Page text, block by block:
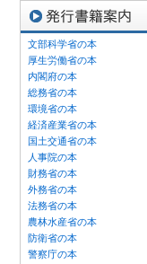
文部科学省の本
厚生労働省の本
内閣府の本
総務省の本
環境省の本
経済産業省の本
国土交通省の本
人事院の本
財務省の本
外務省の本
法務省の本
農林水産省の本
防衛省の本
警察庁の本